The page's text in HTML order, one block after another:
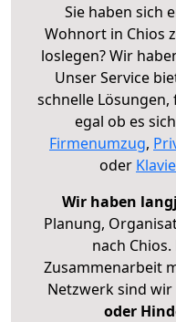
Sie haben sich
Wohnort in Chios
loslegen? Wir
Unser Service
schnelle
egal ob es
Firmenumzug,
oder
Wir haben
Planung,
nach
Zusammenarbeit
Netzwerk sind wir
oder